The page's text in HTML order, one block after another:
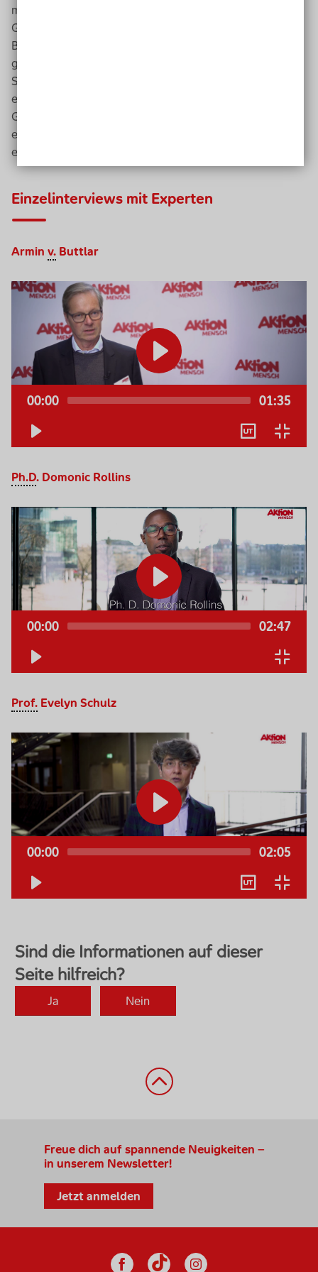
möchten eine faire, gerechte und ressourcenschonende
Gemeinschaft für alle begründen. So gibt es zum
Beispiel schon einen Gemeinschaftsgarten, in dem man
gemeinsam Gemüse anbauen kann. „In
Stadtteil von
eingesetzt, dass eine stillgelegte Schule zu einem
Gemeinschaftsort umgebaut wurde“, sagte Schulz. „Die
erste Idee war ein Hotel, doch die Bewohner haben sich
erfolgreich für den Gemeinschaftsort ausgesprochen.“
Einzelinterviews mit Experten
Armin v. Buttlar
Video-
00:00 01:35
Keine
Deutsch
Ph.D. Domonic Rollins
Video-
Player
00:00 02:47
Prof. Evelyn Schulz
Video-
Player
00:00 02:05
Keine
Deutsch
Zurück nach oben
Freue dich auf spannende Neuigkeiten –
in unserem Newsletter!
Jetzt anmelden
FacebookInstagram